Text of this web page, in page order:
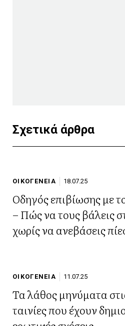
Σχετικά άρθρα
ΟΙΚΟΓΕΝΕΙΑ 18.07.25
Οδηγός επιβίωσης με
– Πώς να τους βάλεις
χωρίς να ανεβάσεις
ΟΙΚΟΓΕΝΕΙΑ 11.07.25
Τα λάθος μηνύματα
ταινίες που έχουν